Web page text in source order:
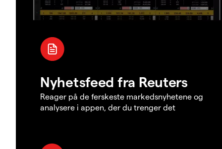
Nyhetsfeed fra Reuters
Reager på de ferskeste markedsnyhetene og
analysere i appen, der du trenger det